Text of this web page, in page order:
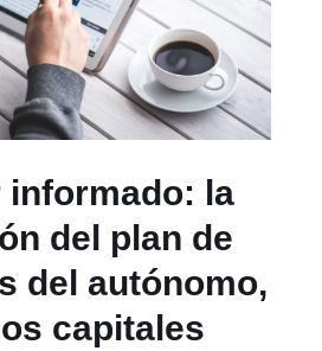
informado: la
del plan de
del autónomo,
capitales